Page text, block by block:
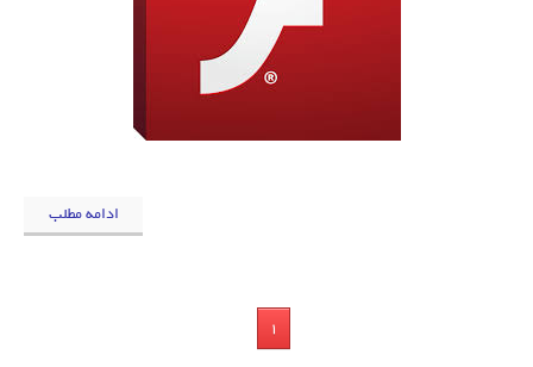
ادامه مطلب
1